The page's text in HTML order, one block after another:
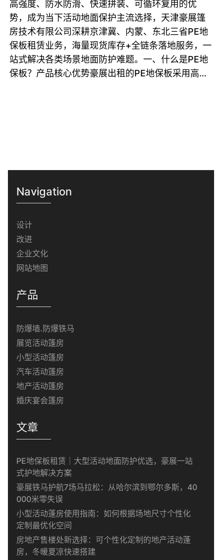
高强度、防水防滑、快速拼装、可循环复用的优
势，成为当下活动地面保护主流选择，天津豪展篷
房技术有限公司深耕京津冀、内蒙、东北三省PE地
保板租赁业务，海量现货库存+全链条落地服务，一
站式解决各类场景地面防护难题。一、什么是PE地
保板？产品核心优势豪展出租的PE地保板采用高密
好，省去高额场地赔付与草坪修复费用；2. 全天候
裂，高温暴晒不鼓包、雨天积水不渗水，春夏秋冬
无需辅材、无需大型器械，人工快速铺装、极速拆
收，大幅缩短现场布展与撤场工期；4.
Navigation
设计
改进
企业文化
网站地图
产品
防爆墙.防爆铁马
展览活动篷房
小型活动篷房
汽车活动篷房
地产活动篷房
婚庆宴会篷房
文章
PE地保板租赁｜大型活动地面防护优选，豪展一站
式护地解决方案
豪展铁马护航7场马拉松：从哈尔滨到鄂尔多斯，40
000米零失误
小型活动蓬房使用指南：如何根据场地尺寸个性化
定制最优化空间
房地产售楼处新选择：可个性化定制的地产活动蓬
房，冬暖夏凉快速搭建